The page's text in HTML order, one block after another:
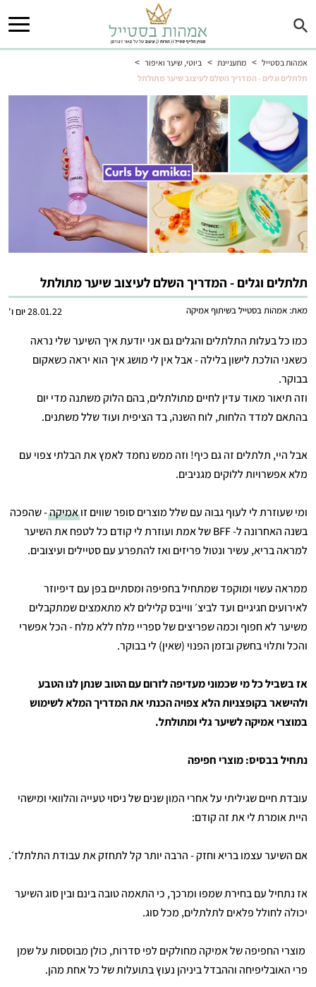
אמהות בסטייל > מתעניינת > ביוטי, שיער ואיפור >
תלתלים וגלים - המדריך השלם לעיצוב שיער מתולתל
תלתלים וגלים - המדריך השלם לעיצוב שיער מתולתל
28.01.22 יום ו' מאת: אמהות בסטייל בשיתוף אמיקה
כמו כל בעלות התלתלים והגלים גם אני יודעת איך השיער שלי נראה
כשאני הולכת לישון בלילה - אבל אין לי מושג איך הוא יראה כשאקום
בבוקר.
וזה תיאור מאוד עדין לחיים מתולתלים, בהם הלוק משתנה מדי יום
בהתאם למדד הלחות, לוח השנה, בד הציפית ועוד שלל משתנים.
אבל היי, תלתלים זה גם כיף! וזה ממש נחמד לאמץ את הבלתי צפוי עם
מלא אפשרויות ללוקים מגניבים.
ומי שעוזרת לי לעוף גבוה עם שלל מוצרים סופר שווים זואמיקה- שהפכה
בשנה האחרונה ל- BFF של אמת ועוזרת לי קודם כל לטפח את השיער
למראה בריא, עשיר ונטול פריזים ואז להתפרע עם סטיילים ועיצובים.
ממראה עשוי ומוקפד שמתחיל בחפיפה ומסתיים בפן עם דיפיוזר
לאירועים חגיגיים ועד לביצ׳ ווייבס קלילים לא מתאמצים שמתקבלים
משיער לא חפוף וכמה שפריצים של ספריי מלח ללא מלח - הכל אפשרי
והכל ותלוי בחשק ובזמן הפנוי (שאין) לי בבוקר.
אז בשביל כל מי שכמוני מעדיפה לזרום עם הטוב שנתן לנו הטבע
ולהישאר בקופצניות הלא צפויה הכנתי את המדריך המלא לשימוש
במוצרי אמיקה לשיער גלי ומתולתל.
נתחיל בבסיס: מוצרי חפיפה
עובדת חיים שגיליתי על אחרי המון שנים של ניסוי טעייה והלוואי ומישהי
היית אומרת לי את זה קודם:
אם השיער עצמו בריא וחזק - הרבה יותר קל לתחזק את עבודת התלתלז׳.
אז נתחיל עם בחירת שמפו ומרכך, כי התאמה טובה בינם ובין סוג השיער
יכולה לחולל פלאים לתלתלים, מכל סוג.
מוצרי החפיפה של אמיקה מחולקים לפי סדרות, כולן מבוססות על שמן
פרי האובליפיחה וההבדל ביניהן נעוץ בתועלות של כל אחת מהן.